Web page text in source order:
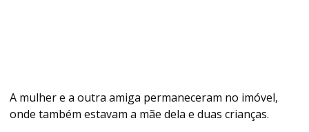
A mulher e a outra amiga permaneceram no imóvel,
onde também estavam a mãe dela e duas crianças.